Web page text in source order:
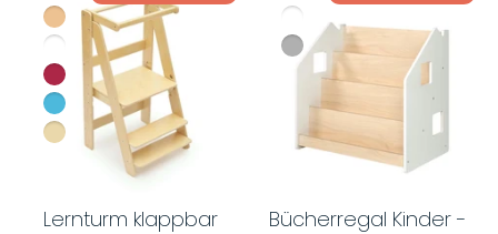
Lernturm klappbar
Bücherregal Kinder -